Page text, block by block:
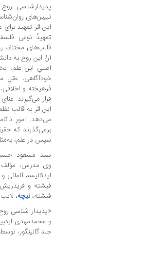
پدیدارشناسیِ
تبیین‌های
این اثر تمهید
تمهیدْ نوعی
قالب‌های مختلفِ
آنْ این روح به
اصلیِ این علم،
خودآگاهی، عقلِ
فرهیخته و
قرار می‌گیرند.
این اثر به قالبِ
می‌دهد. امورِ
برمی‌گذرند که
سپس در علم،
وی مدرس،
ایدئالیسم آلمانی
فیشته و
فیشته، نیچه،
«پدیدار شناسی
جلد گالینگور،